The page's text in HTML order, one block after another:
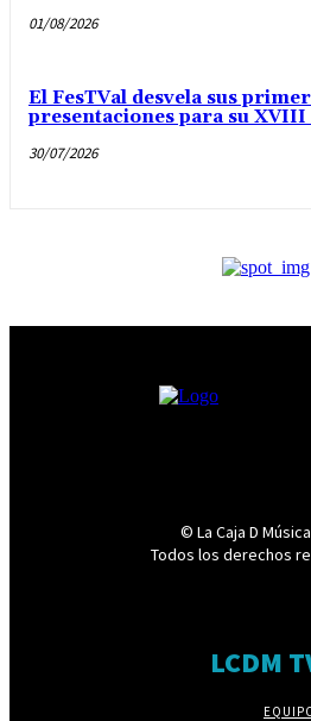
01/08/2026
El FesTVal desvela sus
presentaciones para su
30/07/2026
© La Caja D
Todos los derechos
LCDM